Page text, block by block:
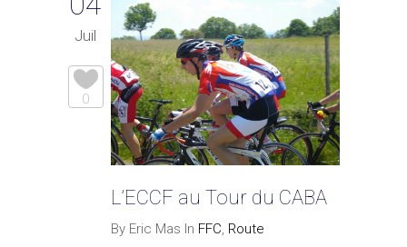
Juil
0
L’ECCF au Tour du CABA
By Eric Mas In FFC, Route